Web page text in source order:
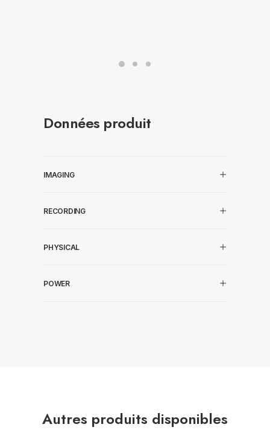
Données produit
IMAGING
RECORDING
PHYSICAL
POWER
Autres produits disponibles